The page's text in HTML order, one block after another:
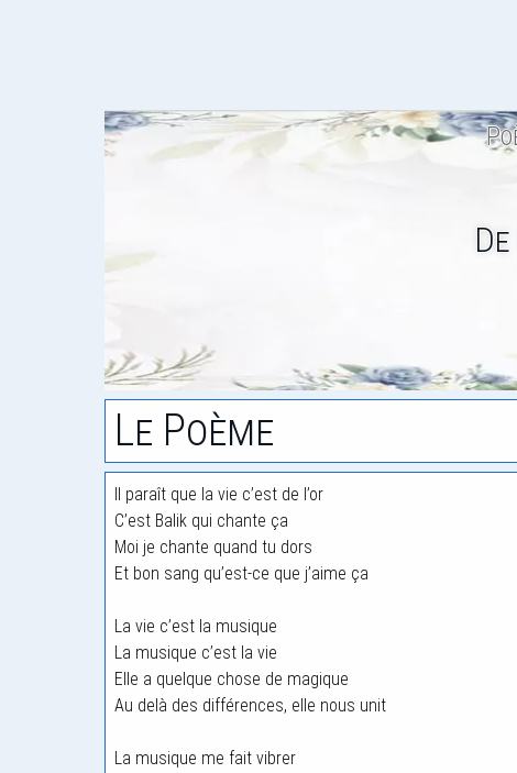
Le Poème
Il paraît que la vie c’est de l’or
C’est Balik qui chante ça
Moi je chante quand tu dors
Et bon sang qu’est-ce que j’aime ça
La vie c’est la musique
La musique c’est la vie
Elle a quelque chose de magique
Au delà des différences, elle nous unit
La musique me fait vibrer